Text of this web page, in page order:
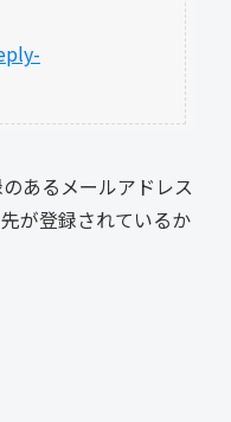
あるメールアドレス
が登録されているか